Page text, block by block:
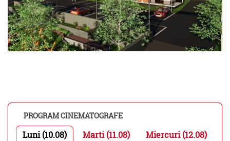
PROGRAM CINEMATOGRAFE
Luni (10.08) Marti (11.08) Miercuri (12.08)